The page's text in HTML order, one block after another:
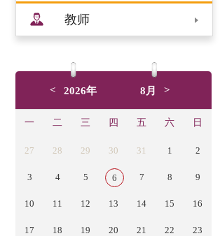
教师
< 2026年 8月 >
一 二 三 四 五 六 日
27 28 29 30 31 1 2
3 4 5 6 7 8 9
10 11 12 13 14 15 16
17 18 19 20 21 22 23